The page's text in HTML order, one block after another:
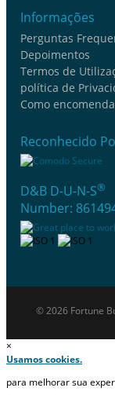
Informações
Perguntas
Depoimentos
Termos de
política de
Como
Reconhecido
D&B D-U-N-S®
Number:
© 2026 Fortune
×
Usamos cookies.
para melhorar sua